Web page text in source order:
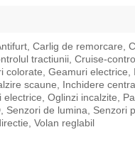
Carlig de remorcare,
tractiunii, Cruise-
colorate, Geamuri electrice,
scaune, Inchidere
electrice, Oglinzi incalzite,
Senzori de lumina, Senzori
Volan reglabil